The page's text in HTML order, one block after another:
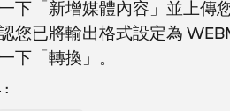
下「新增媒體內容」並上傳您
您已將輸出格式設定為
下「轉換」。